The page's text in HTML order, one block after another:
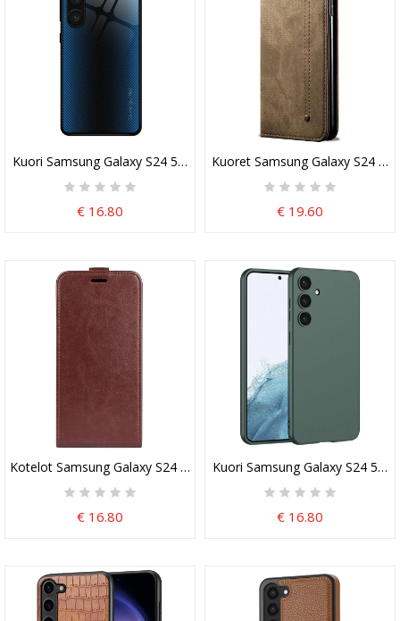
Kuori Samsung Galaxy S24 5g Karkaistu Hiilikuitulasi
€ 16.80
Kuoret Samsung Galaxy S24 5g
€ 19.60
Kotelot Samsung Galaxy S24 5g Pystyläppä Suojakuori
€ 16.80
Kuori Samsung Galaxy S24 5g
€ 16.80